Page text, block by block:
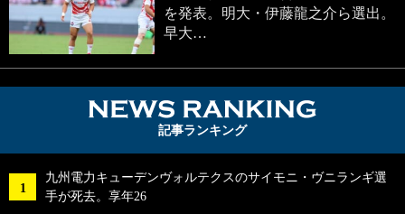
を発表。明大・伊藤龍之介ら選出。
早大…
記事ランキング
九州電力キューデンヴォルテクスのサイモニ・ヴニランギ選
手が死去。享年26